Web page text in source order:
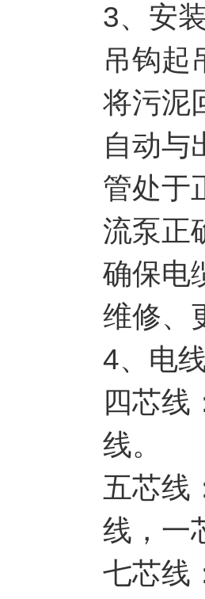
3、安
吊钩起
将污泥
自动与
管处于
流泵正
确保电
维修、
4、
四芯线
线。
五芯线
线，一
七芯线